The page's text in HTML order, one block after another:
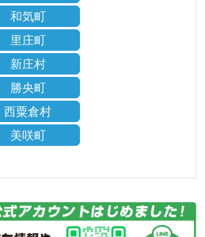
和気町
里庄町
新庄村
勝央町
西粟倉村
美咲町